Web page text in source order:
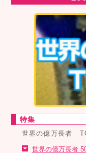
特集
世界の億万長者
世界の億万長者